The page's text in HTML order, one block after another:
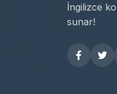
İngilizce
sunar!